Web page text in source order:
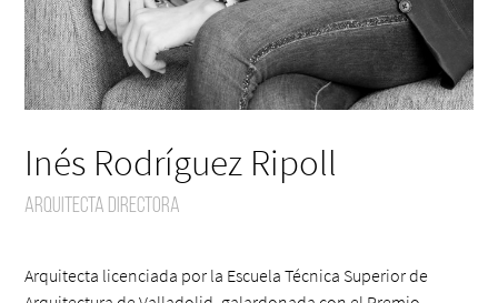
Inés Rodríguez Ripoll
Arquitecta directora
Arquitecta licenciada por la Escuela Técnica Superior de